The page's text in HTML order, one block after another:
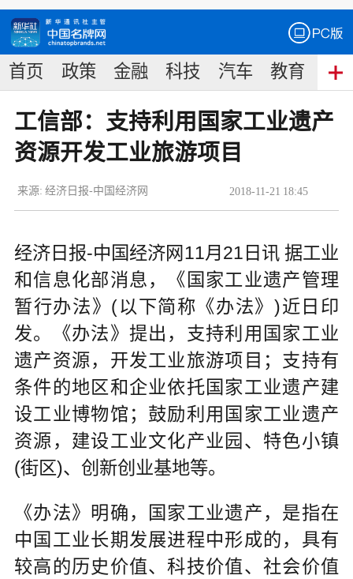
首页 政策 金融 科技 汽车 教育 食
工信部：支持利用国家工业遗产
资源开发工业旅游项目
2018-11-21 18:45
来源: 经济日报-中国经济网
经济日报-中国经济网11月21日讯 据工业
和信息化部消息，《国家工业遗产管理
暂行办法》(以下简称《办法》)近日印
发。《办法》提出，支持利用国家工业
遗产资源，开发工业旅游项目；支持有
条件的地区和企业依托国家工业遗产建
设工业博物馆；鼓励利用国家工业遗产
资源，建设工业文化产业园、特色小镇
(街区)、创新创业基地等。
《办法》明确，国家工业遗产，是指在
中国工业长期发展进程中形成的，具有
较高的历史价值、科技价值、社会价值